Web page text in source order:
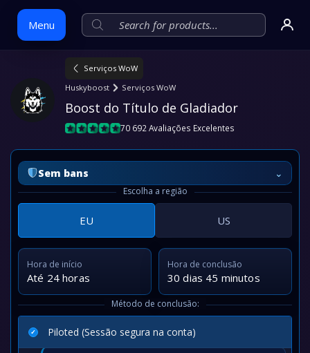
Menu
Skip
Serviços WoW
Huskyboost
Serviços WoW
Boost do Título de Gladiador
70 692 Avaliações Excelentes
Sem bans ⌄
Escolha a região
EU US
Hora de início
Até 24 horas
Hora de conclusão
30 dias 45 minutos
Método de conclusão:
Piloted (Sessão segura na conta)